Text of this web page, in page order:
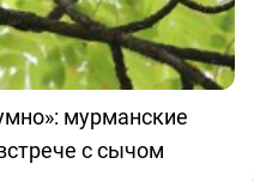
мурманские
с сычом